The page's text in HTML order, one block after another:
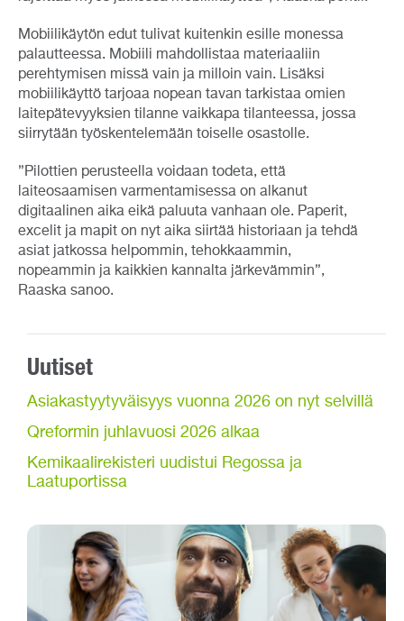
Mobiilikäytön edut tulivat kuitenkin esille monessa
palautteessa. Mobiili mahdollistaa materiaaliin
perehtymisen missä vain ja milloin vain. Lisäksi
mobiilikäyttö tarjoaa nopean tavan tarkistaa omien
laitepätevyyksien tilanne vaikkapa tilanteessa, jossa
siirrytään työskentelemään toiselle osastolle.
”Pilottien perusteella voidaan todeta, että
laiteosaamisen varmentamisessa on alkanut
digitaalinen aika eikä paluuta vanhaan ole. Paperit,
excelit ja mapit on nyt aika siirtää historiaan ja tehdä
asiat jatkossa helpommin, tehokkaammin,
nopeammin ja kaikkien kannalta järkevämmin”,
Raaska sanoo.
Uutiset
Asiakastyytyväisyys vuonna 2026 on nyt selvillä
Qreformin juhlavuosi 2026 alkaa
Kemikaalirekisteri uudistui Regossa ja
Laatuportissa